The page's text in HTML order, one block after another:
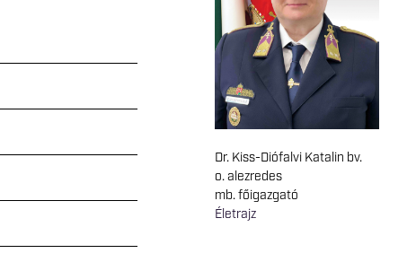
Dr. Kiss-Diófalvi Katalin bv.
o. alezredes
mb. főigazgató
Életrajz